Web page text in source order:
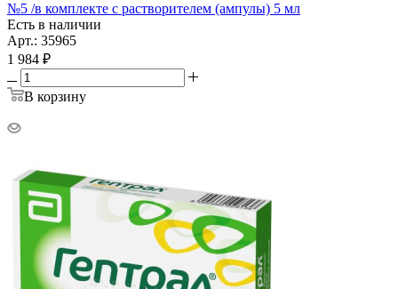
№5 /в комплекте с растворителем (ампулы) 5 мл
Есть в наличии
Арт.: 35965
1 984 ₽
В корзину